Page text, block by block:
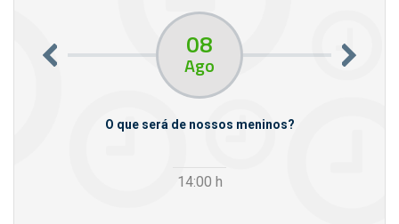
08
Ago
O que será de nossos meninos?
14:00 h